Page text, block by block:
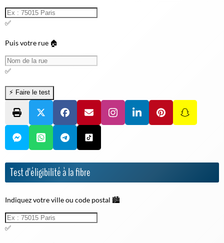
✅
Puis votre rue 🏠
✅
Test d'éligibilité à la fibre
Indiquez votre ville ou code postal 🏙️
✅